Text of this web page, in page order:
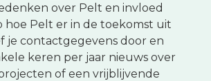
over Pelt en invloed
hoe Pelt er in de toekomst uit
je contactgegevens door en
keren per jaar nieuws over
of een vrijblijvende